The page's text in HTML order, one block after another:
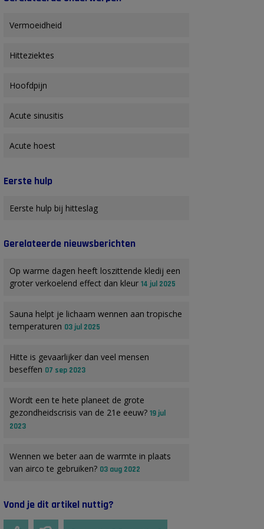
Vermoeidheid
Hitteziektes
Hoofdpijn
Acute sinusitis
Acute hoest
Eerste hulp
Eerste hulp bij hitteslag
Gerelateerde nieuwsberichten
Op warme dagen heeft loszittende kledij een
groter verkoelend effect dan kleur 14 jul 2025
Sauna helpt je lichaam wennen aan tropische
temperaturen 03 jul 2025
Hitte is gevaarlijker dan veel mensen
beseffen 07 sep 2023
Wordt een te hete planeet de grote
gezondheidscrisis van de 21e eeuw? 19 jul
2023
Wennen we beter aan de warmte in plaats
van airco te gebruiken? 03 aug 2022
Vond je dit artikel nuttig?